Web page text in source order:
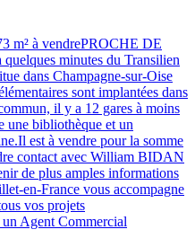
m² à vendrePROCHE DE
minutes du Transilien
dans Champagne-sur-Oise
sont implantées dans
il y a 12 gares à moins
une bibliothèque et un
est à vendre pour la somme
contact avec William BIDAN
de plus amples informations
en-France vous accompagne
vos projets
Agent Commercial